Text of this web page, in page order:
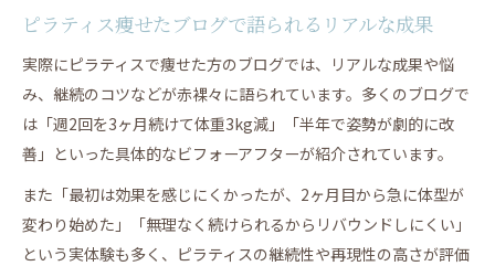
ピラティス痩せたブログで語られるリアルな成果
実際にピラティスで痩せた方のブログでは、リアルな成果や悩
み、継続のコツなどが赤裸々に語られています。多くのブログで
は「週2回を3ヶ月続けて体重3kg減」「半年で姿勢が劇的に改
善」といった具体的なビフォーアフターが紹介されています。
また「最初は効果を感じにくかったが、2ヶ月目から急に体型が
変わり始めた」「無理なく続けられるからリバウンドしにくい」
という実体験も多く、ピラティスの継続性や再現性の高さが評価